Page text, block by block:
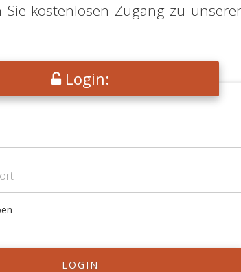
kostenlosen Zugang zu
Login:
LOGIN